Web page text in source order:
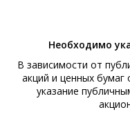
Необходимо
В зависимости от
акций и ценных
указание